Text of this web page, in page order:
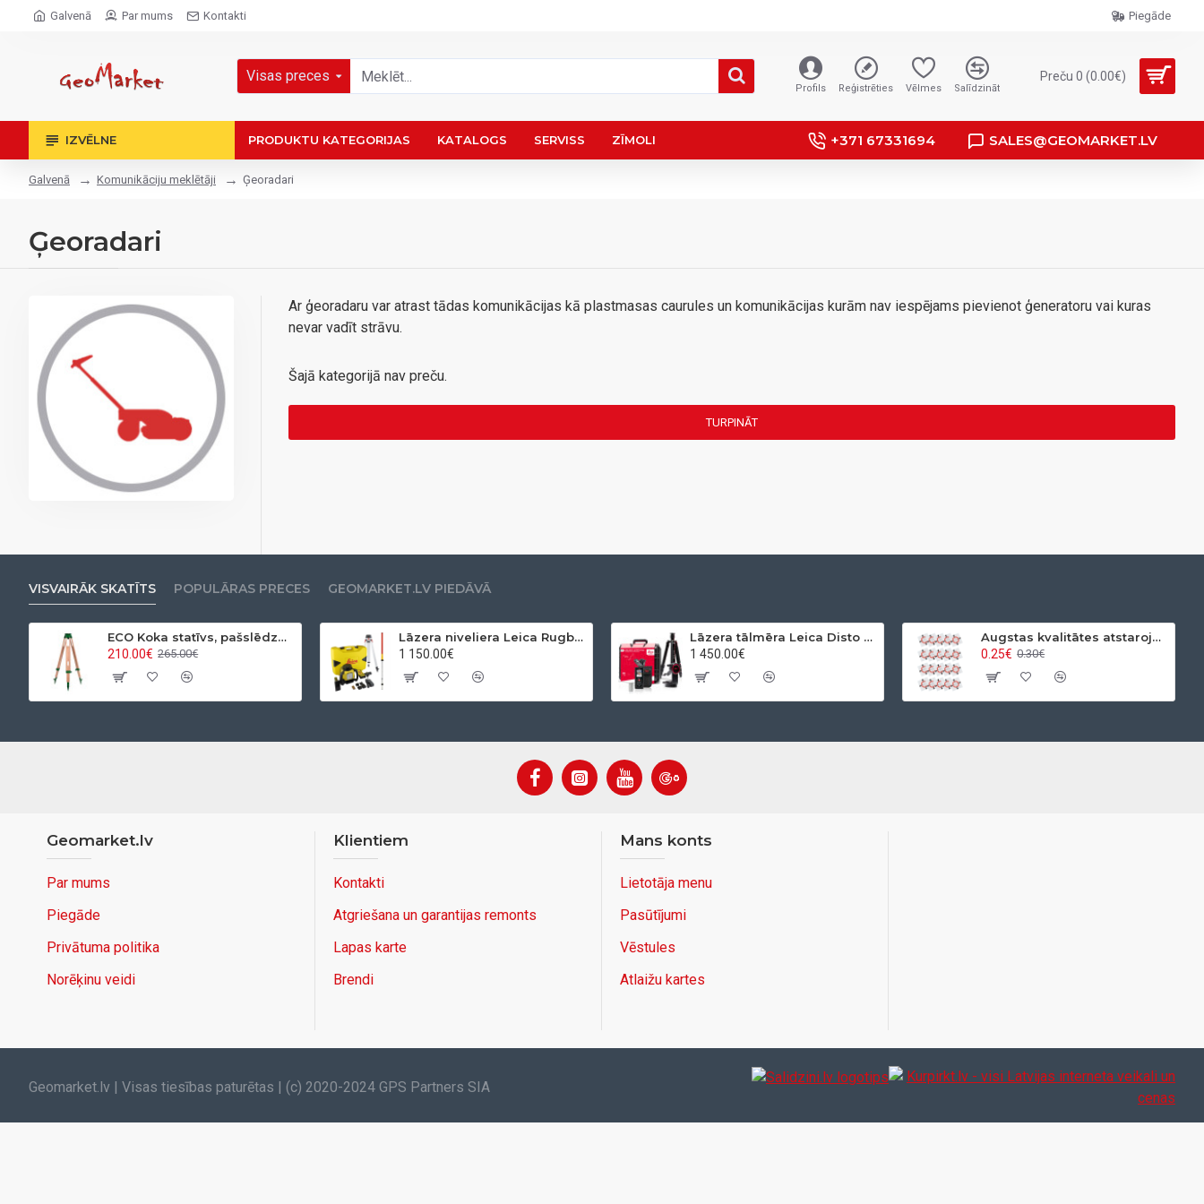
Galvenā Par mums Kontakti Piegāde
Visas preces
Profils Reģistrēties Vēlmes Salīdzināt
Preču 0 (0.00€)
IZVĒLNE PRODUKTU KATEGORIJAS KATALOGS SERVISS ZĪMOLI +371 67331694 SALES@GEOMARKET.LV
Galvenā Komunikāciju meklētāji Ģeoradari
Ģeoradari
Ar ģeoradaru var atrast tādas komunikācijas kā plastmasas caurules un komunikācijas kurām nav iespējams pievienot ģeneratoru vai kuras
nevar vadīt strāvu.
Šajā kategorijā nav preču.
TURPINĀT
VISVAIRĀK SKATĪTS POPULĀRAS PRECES GEOMARKET.LV PIEDĀVĀ
ECO Koka statīvs, pašslēdzošs, ar apaļo pamatni
210.00€ 265.00€
Lāzera niveliera Leica Rugby 610 + Rod eye 120 Basic komplekts
1 150.00€
Lāzera tālmēra Leica Disto x4 P2P komplekts
1 450.00€
Augstas kvalitātes atstarojošas uzlīmes 2.5x2.5cm (Baltas)
0.25€ 0.30€
Geomarket.lv
Par mums
Piegāde
Privātuma politika
Norēķinu veidi
Klientiem
Kontakti
Atgriešana un garantijas remonts
Lapas karte
Brendi
Mans konts
Lietotāja menu
Pasūtījumi
Vēstules
Atlaižu kartes
Geomarket.lv | Visas tiesības paturētas | (c) 2020-2024 GPS Partners SIA